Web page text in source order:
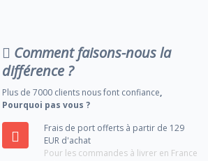
Comment faisons-nous la
différence ?
Plus de 7000 clients nous font confiance,
Pourquoi pas vous ?
Frais de port offerts à partir de 129
EUR d'achat
Pour les commandes à livrer en France